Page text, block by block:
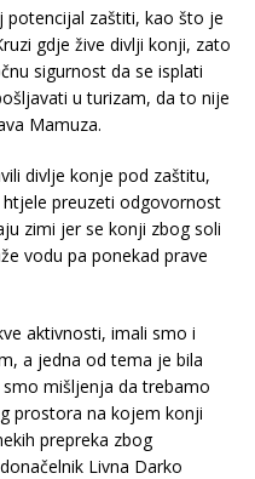
potencijal zaštiti, kao što je
gdje žive divlji konji, zato
sigurnost da se isplati
u turizam, da to nije
Mamuza.
divlje konje pod zaštitu,
preuzeti odgovornost
zimi jer se konji zbog soli
vodu pa ponekad prave
aktivnosti, imali smo i
a jedna od tema je bila
mišljenja da trebamo
prostora na kojem konji
prepreka zbog
Livna Darko